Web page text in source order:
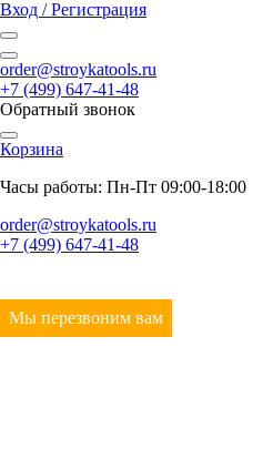
Вход / Регистрация
order@stroykatools.ru
+7 (499) 647-41-48
Обратный звонок
Корзина
Часы работы: Пн-Пт 09:00-18:00
order@stroykatools.ru
+7 (499) 647-41-48
Мы перезвоним вам